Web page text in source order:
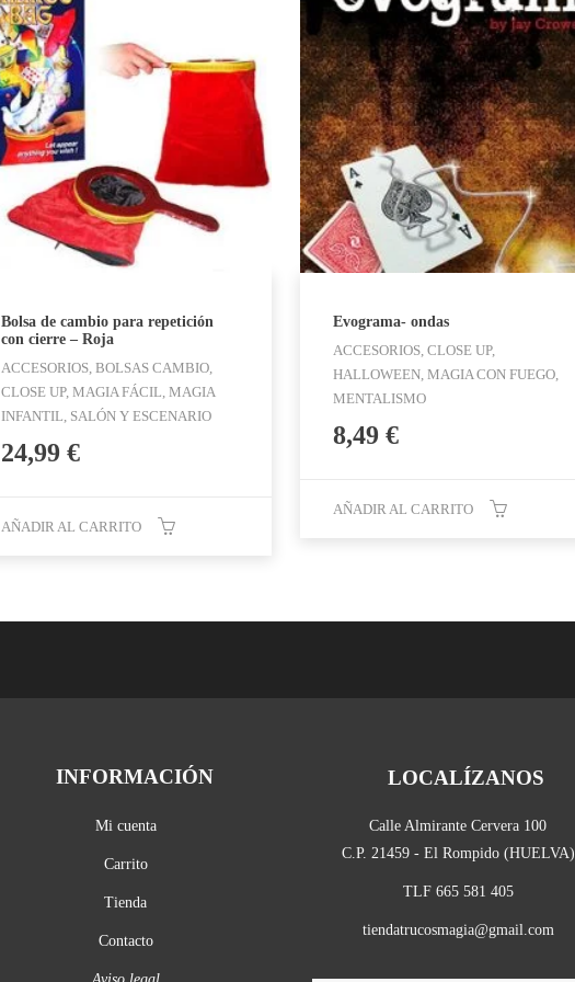
Bolsa de cambio para repetición
con cierre – Roja
ACCESORIOS, BOLSAS CAMBIO,
CLOSE UP, MAGIA FÁCIL, MAGIA
INFANTIL, SALÓN Y ESCENARIO
24,99 €
AÑADIR AL CARRITO
Evograma- ondas
ACCESORIOS, CLOSE UP,
HALLOWEEN, MAGIA CON FUEGO,
MENTALISMO
8,49 €
AÑADIR AL CARRITO
INFORMACIÓN
Mi cuenta
Carrito
Tienda
Contacto
LOCALÍZANOS
Calle Almirante Cervera 100
C.P. 21459 - El Rompido (HUELVA)
TLF 665 581 405
tiendatrucosmagia@gmail.com